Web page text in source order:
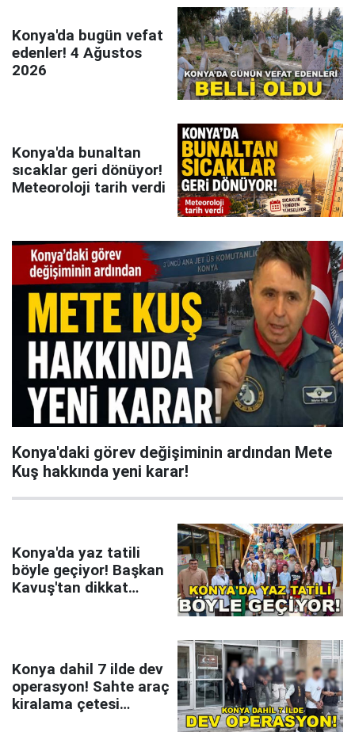
Konya'da bugün vefat
edenler! 4 Ağustos
2026
Konya'da bunaltan
sıcaklar geri dönüyor!
Meteoroloji tarih verdi
Konya'daki görev değişiminin ardından Mete
Kuş hakkında yeni karar!
Konya'da yaz tatili
böyle geçiyor! Başkan
Kavuş'tan dikkat
Konya dahil 7 ilde dev
operasyon! Sahte araç
kiralama çetesi